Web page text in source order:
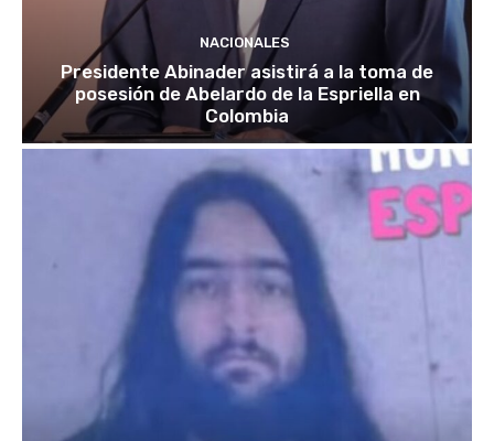
NACIONALES
Presidente Abinader asistirá a la toma de
posesión de Abelardo de la Espriella en
Colombia